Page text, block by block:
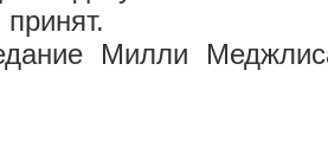
Милли